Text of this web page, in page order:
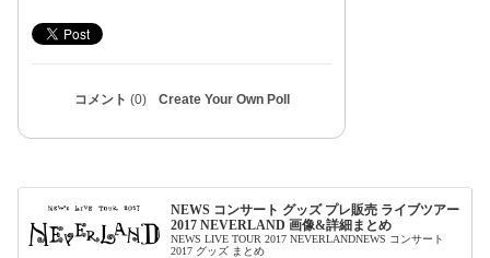
コメント (0) Create Your Own Poll
NEWS コンサート グッズ プレ販売 ライブツアー
2017 NEVERLAND 画像&詳細まとめ
NEWS LIVE TOUR 2017 NEVERLANDNEWS コンサート
2017 グッズ まとめ